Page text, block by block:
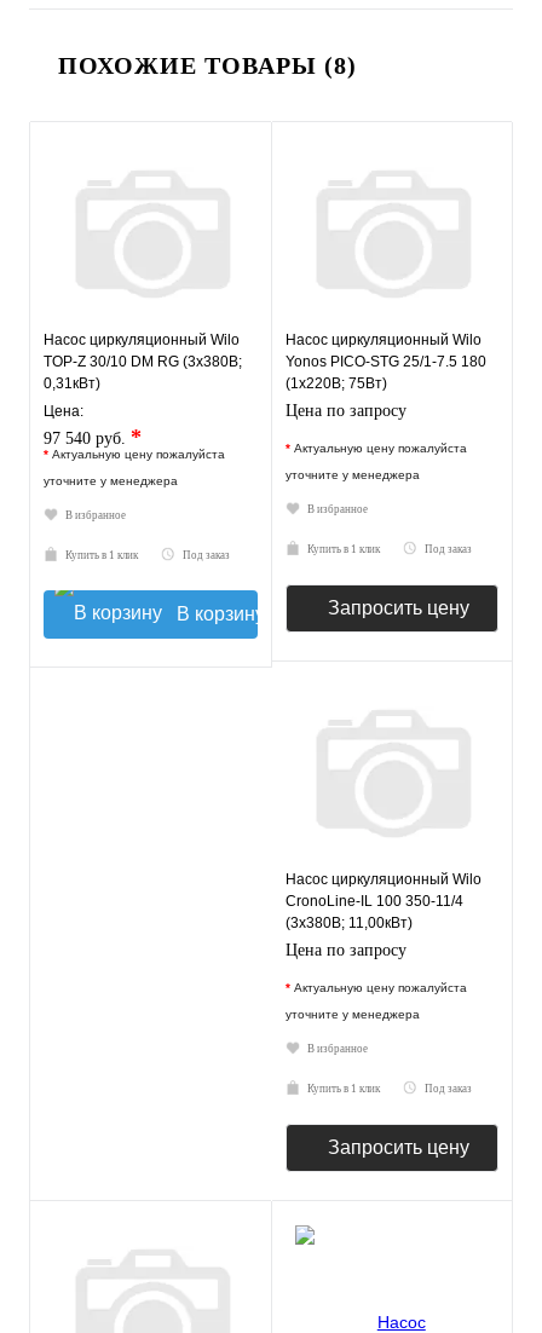
ПОХОЖИЕ ТОВАРЫ (8)
Насос циркуляционный Wilo
TOP-Z 30/10 DM RG (3х380В;
0,31кВт)
Цена:
97 540 руб. *
* Актуальную цену пожалуйста
уточните у менеджера
В избранное
Купить в 1 клик Под заказ
В корзину
Насос циркуляционный Wilo
Yonos PICO-STG 25/1-7.5 180
(1х220В; 75Вт)
Цена по запросу
* Актуальную цену пожалуйста
уточните у менеджера
В избранное
Купить в 1 клик Под заказ
Запросить цену
Насос циркуляционный Wilo
CronoLine-IL 100 350-11/4
(3х380В; 11,00кВт)
Цена по запросу
* Актуальную цену пожалуйста
уточните у менеджера
В избранное
Купить в 1 клик Под заказ
Запросить цену